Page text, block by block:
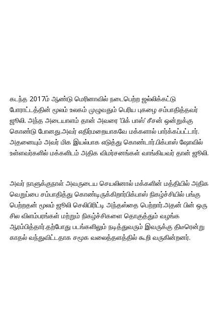
கடந்த 2017ம் ஆண்டு மெரினாவில் நடைபெற்ற ஜல்லிக்கட்டு
போராட்டத்தின் மூலம் உலகம் முழுவதும் பெரிய புகழை சம்பாதித்தவர்
ஜூலி. அந்த அடையாளம் தான் அவரை ‘பிக் பாஸ்’ சீசன் ஒன்றுக்கு
கொண்டு போனது.அவர் எதிர்மறையாகவே மக்களால் பார்க்கப்பட்டார்.
அதனையும் அவர் மிக இயல்பாக எடுத்து கொண்டார்.பிக்பாஸ் ஷோவில்
உள்ளவர்களில் மக்களிடம் அதிக விமர்சனங்கள் வாங்கியவர் தான் ஜூலி.
அவர் நாளுக்குநாள் அவருடைய செயலினால் மக்களின் மத்தியில் அதிக
வெறுப்பை சம்பாதித்து கொண்டிருக்கிறார்பிக்பாஸ் நிகழ்ச்சியில் பங்கு
பெற்றதன் மூலம் ஜூலி செலிபிரிட்டி அந்தஸ்தை பெற்றார்.அதன் பின் ஒரு
சில விளம்பரங்கள் மற்றும் நிகழ்ச்சிகளை தொகுத்தும் வழங்க
ஆரம்பித்தார்.தற்போது படங்களிலும் நடித்துவரும் இவருக்கு திடீரென்று
காதல் வந்துவிட்டதாக சமூக வலைத்தளத்தில் கூறி வருகின்றனர்.